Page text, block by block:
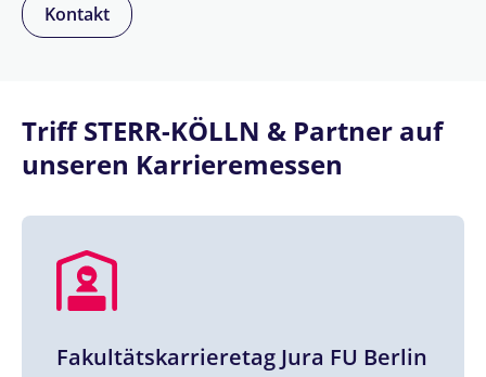
Kontakt
Triff STERR-KÖLLN & Partner auf
unseren Karrieremessen
Fakultätskarrieretag Jura FU Berlin